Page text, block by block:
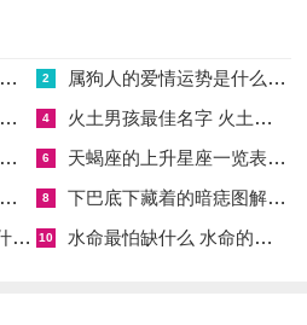
安葬
神东北
2 属狗人的爱情运势是什么意思 属狗的人爱情观
4 火土男孩最佳名字 火土属性的字男孩名字有哪些
6 天蝎座的上升星座一览表 天蝎座的上升星座查询
8 下巴底下藏着的暗痣图解 下巴尖底下有痣代表什么
肖 10 水命最怕缺什么 水命的人忌什么